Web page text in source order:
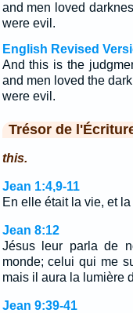
and men loved
were evil.
English Revised
And this is the
and men loved the
were evil.
Trésor de
this.
Jean 1:4,9-11
En elle était la vie, et
Jean 8:12
Jésus leur parla de
monde; celui qui me
mais il aura la lumière
Jean 9:39-41